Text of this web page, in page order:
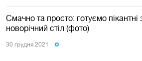
Смачно та просто: готуємо пікантні
новорічний стіл (фото)
30 грудня 2021